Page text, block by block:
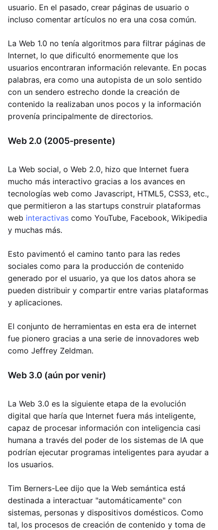
usuario. En el pasado, crear páginas de usuario o
incluso comentar artículos no era una cosa común.
La Web 1.0 no tenía algoritmos para filtrar páginas de
Internet, lo que dificultó enormemente que los
usuarios encontraran información relevante. En pocas
palabras, era como una autopista de un solo sentido
con un sendero estrecho donde la creación de
contenido la realizaban unos pocos y la información
provenía principalmente de directorios.
Web 2.0 (2005-presente)
La Web social, o Web 2.0, hizo que Internet fuera
mucho más interactivo gracias a los avances en
tecnologías web como Javascript, HTML5, CSS3, etc.,
que permitieron a las startups construir plataformas
web interactivas como YouTube, Facebook, Wikipedia
y muchas más.
Esto pavimentó el camino tanto para las redes
sociales como para la producción de contenido
generado por el usuario, ya que los datos ahora se
pueden distribuir y compartir entre varias plataformas
y aplicaciones.
El conjunto de herramientas en esta era de internet
fue pionero gracias a una serie de innovadores web
como Jeffrey Zeldman.
Web 3.0 (aún por venir)
La Web 3.0 es la siguiente etapa de la evolución
digital que haría que Internet fuera más inteligente,
capaz de procesar información con inteligencia casi
humana a través del poder de los sistemas de IA que
podrían ejecutar programas inteligentes para ayudar a
los usuarios.
Tim Berners-Lee dijo que la Web semántica está
destinada a interactuar "automáticamente" con
sistemas, personas y dispositivos domésticos. Como
tal, los procesos de creación de contenido y toma de